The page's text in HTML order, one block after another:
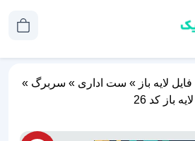
فایل لایه باز » ست اداری » سربرگ »
باز کد 26